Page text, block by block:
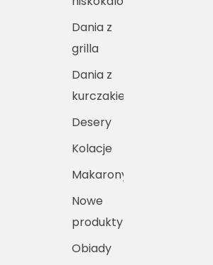
Dania z
grilla
Dania z
kurczakiem
Desery
Kolacje
Makarony
Nowe
produkty
Obiady